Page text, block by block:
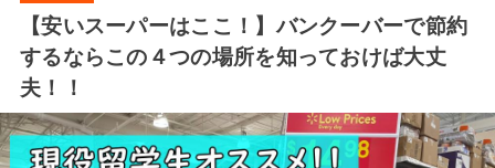
【安いスーパーはここ！】バンクーバーで節約
するならこの４つの場所を知っておけば大丈
夫！！